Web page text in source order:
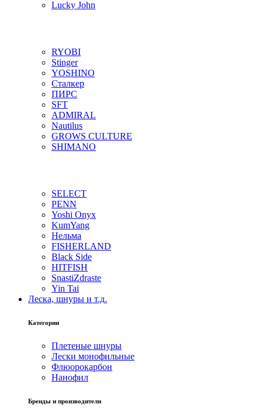
Lucky John
RYOBI
Stinger
YOSHINO
Сталкер
ПИРС
SFT
ADMIRAL
Nautilus
GROWS CULTURE
SHIMANO
SELECT
PENN
Yoshi Onyx
KumYang
Нельма
FISHERLAND
Black Side
HITFISH
SnastiZdraste
Yin Tai
Леска, шнуры и т.д.
Категории
Плетеные шнуры
Лески монофильные
Флюорокарбон
Нанофил
Бренды и производители